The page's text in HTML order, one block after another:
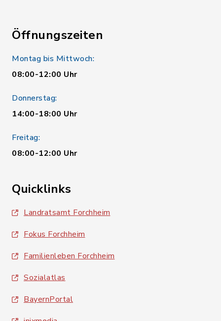
Öffnungszeiten
Montag bis Mittwoch:
08:00-12:00 Uhr
Donnerstag:
14:00-18:00 Uhr
Freitag:
08:00-12:00 Uhr
Quicklinks
Landratsamt Forchheim
Fokus Forchheim
Familienleben Forchheim
Sozialatlas
BayernPortal